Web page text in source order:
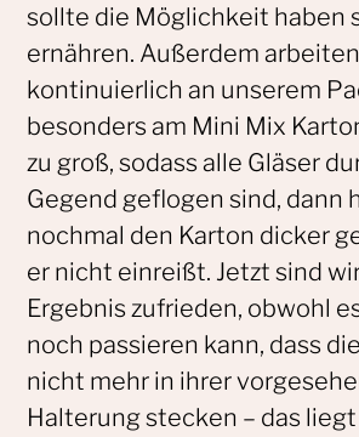
sollte die Möglichkeit haben
ernähren. Außerdem
kontinuierlich an unserem
besonders am Mini Mix
zu groß, sodass alle Gläser
Gegend geflogen sind, dann
nochmal den Karton dicker
er nicht einreißt. Jetzt sind
Ergebnis zufrieden, obwohl
noch passieren kann, dass
nicht mehr in ihrer
Halterung stecken – das